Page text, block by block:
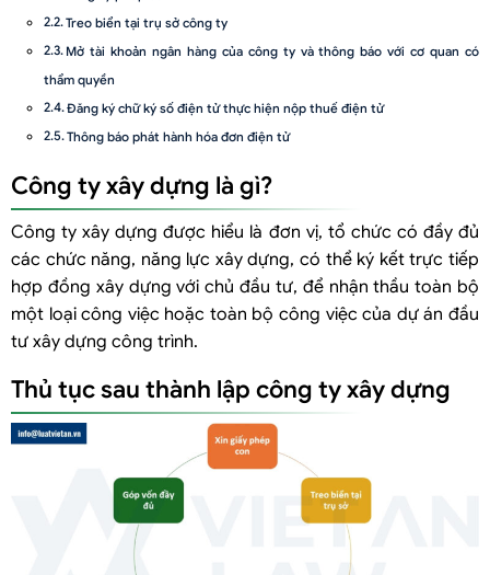
Treo biển tại trụ sở công ty
Mở tài khoản ngân hàng của công ty và thông báo với cơ quan có
thẩm quyền
Đăng ký chữ ký số điện tử thực hiện nộp thuế điện tử
Thông báo phát hành hóa đơn điện tử
Công ty xây dựng là gì?
Công ty xây dựng được hiểu là đơn vị, tổ chức có đầy đủ
các chức năng, năng lực xây dựng, có thể ký kết trực tiếp
hợp đồng xây dựng với chủ đầu tư, để nhận thầu toàn bộ
một loại công việc hoặc toàn bộ công việc của dự án đầu
tư xây dựng công trình.
Thủ tục sau thành lập công ty xây dựng